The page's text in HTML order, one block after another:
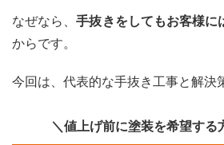
回数
らす
2.1
なぜなら、手抜きをしてもお客様に
からです。
今回は、代表的な手抜き工事と解決
＼値上げ前に塗装を希望する